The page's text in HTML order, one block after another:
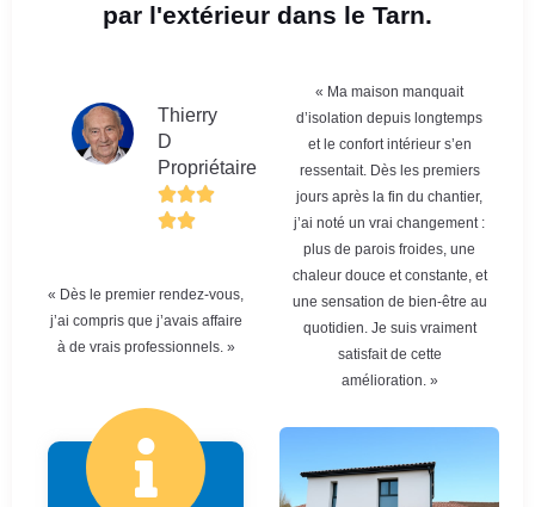
par l'extérieur dans le Tarn.
Thierry
D
Propriétaire
« Dès le premier rendez-vous,
j’ai compris que j’avais affaire
à de vrais professionnels. »
« Ma maison manquait
d’isolation depuis longtemps
et le confort intérieur s’en
ressentait. Dès les premiers
jours après la fin du chantier,
j’ai noté un vrai changement :
plus de parois froides, une
chaleur douce et constante, et
une sensation de bien-être au
quotidien. Je suis vraiment
satisfait de cette
amélioration. »